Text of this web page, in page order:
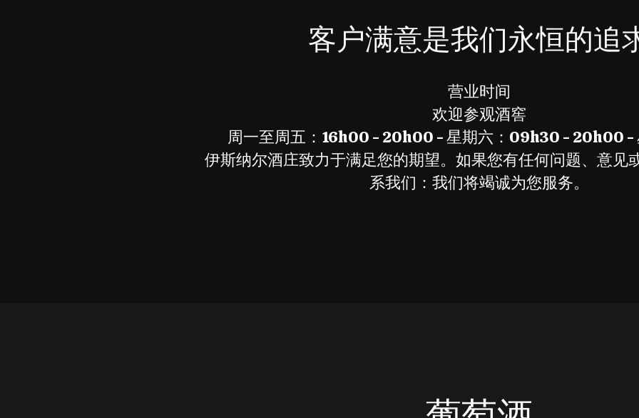
客户满意是我们永恒的追
营业时间
欢迎参观酒窖
周一至周五：16h00 - 20h00 - 星期六：09h30 - 20h00 -
伊斯纳尔酒庄致力于满足您的期望。如果您有任何问题、意见
系我们：我们将竭诚为您服务。